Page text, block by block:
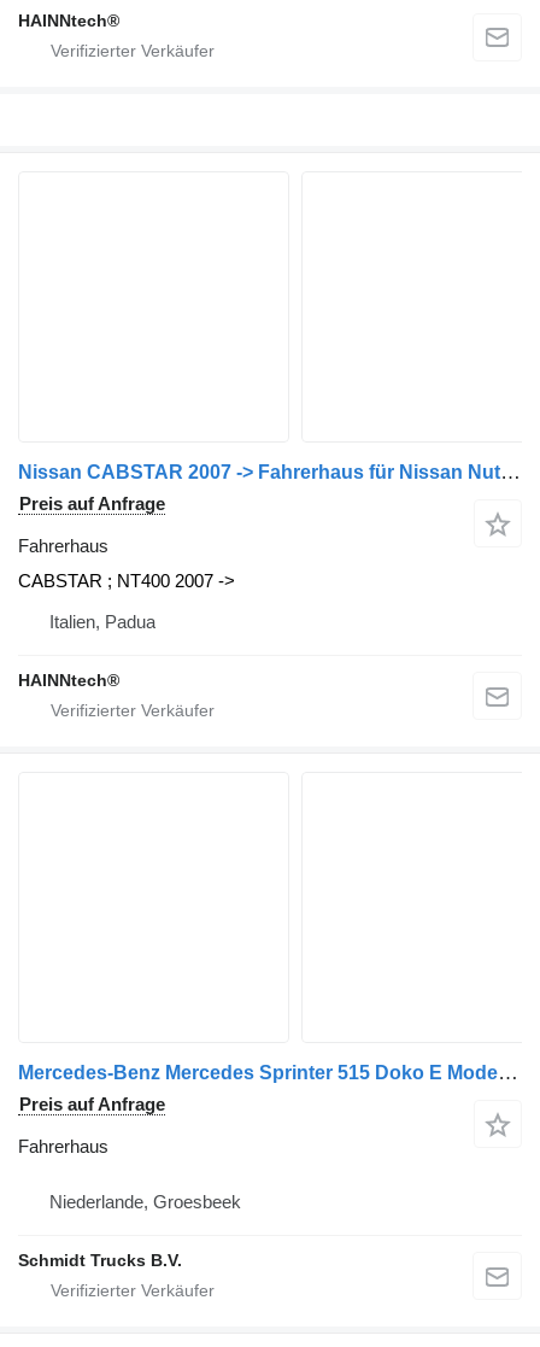
HAINNtech®
Nissan CABSTAR 2007 -> Fahrerhaus für Nissan Nutzfahrzeug
Preis auf Anfrage
Fahrerhaus
CABSTAR ; NT400 2007 ->
Italien, Padua
HAINNtech®
Mercedes-Benz Mercedes Sprinter 515 Doko E Modell 2023 Fahrerhaus für Nutzfahrzeug
Preis auf Anfrage
Fahrerhaus
Niederlande, Groesbeek
Schmidt Trucks B.V.